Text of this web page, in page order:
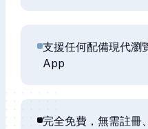
支援任何配備現代瀏
App
完全免費，無需註冊